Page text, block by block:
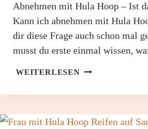
Abnehmen mit Hula Hoop – Ist
Kann ich abnehmen mit Hula
dir diese Frage auch schon mal
musst du erste einmal wissen,
WEITERLESENABNEHMEN
HULA